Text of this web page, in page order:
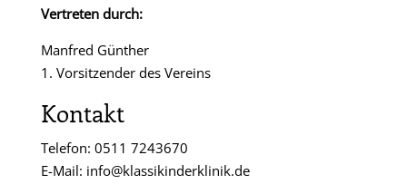
Vertreten durch:
Manfred Günther
1. Vorsitzender des Vereins
Kontakt
Telefon: 0511 7243670
E-Mail: info@klassikinderklinik.de